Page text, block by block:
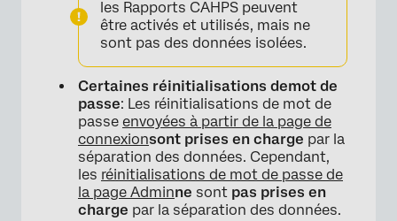
les Rapports CAHPS peuvent
être activés et utilisés, mais ne
sont pas des données isolées.
Certaines réinitialisations demot de
passe: Les réinitialisations de mot de
passe envoyées à partir de la page de
connexionsont prises en charge par la
séparation des données. Cependant,
les réinitialisations de mot de passe de
la page Adminne sont pas prises en
charge par la séparation des données.